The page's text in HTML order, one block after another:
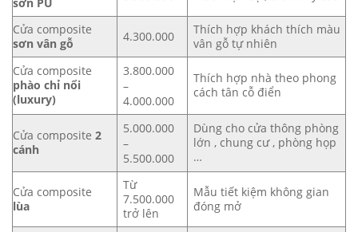
Cửa composite
sơn vân gỗ
4.300.000
Thích hợp khách thích màu
vân gỗ tự nhiên
Cửa composite
phào chỉ nổi
(luxury)
3.800.000
–
4.000.000
Thích hợp nhà theo phong
cách tân cỗ điển
Cửa composite 2
cánh
5.000.000
–
5.500.000
Dùng cho cửa thông phòng
lớn , chung cư , phòng họp
…
Cửa composite
lùa
Từ
7.500.000
trở lên
Mẫu tiết kiệm không gian
đóng mở